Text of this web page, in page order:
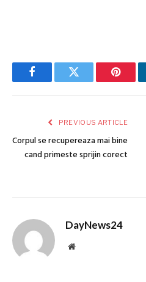
FacebookTwitter
PREVIOUS ARTICLE
Corpul se recupereaza mai bine
cand primeste sprijin corect
DayNews24
Website